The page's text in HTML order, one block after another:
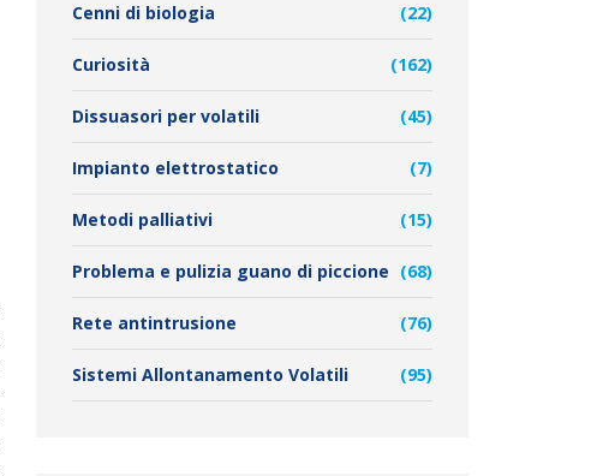
Cenni di biologia (22)
Curiosità (162)
Dissuasori per volatili (45)
Impianto elettrostatico (7)
Metodi palliativi (15)
Problema e pulizia guano di piccione (68)
Rete antintrusione (76)
Sistemi Allontanamento Volatili (95)